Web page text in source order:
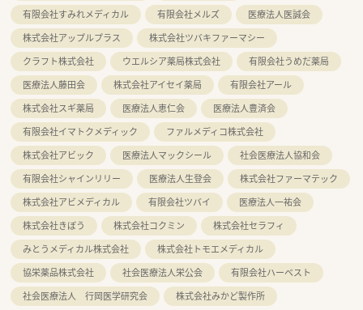
有限会社すみれメディカル
有限会社メルズ
医療法人医誠会
株式会社アップルプラス
株式会社ツバキファーマシー
クラフト株式会社
ウエルシア薬局株式会社
有限会社うめだ薬局
医療法人藤田会
株式会社アイセイ薬局
有限会社アール
株式会社スギ薬局
医療法人恵仁会
医療法人豊済会
有限会社イマトクメディック
ファルメディコ株式会社
株式会社アビック
医療法人マックシール
社会医療法人協和会
有限会社シャインリリー
医療法人生登会
株式会社ファーマテック
株式会社アビメディカル
有限会社ツバイ
医療法人一祐会
株式会社きぼう
株式会社コクミン
株式会社セラフィ
みとうメディカル株式会社
株式会社トモエメディカル
協栄薬品株式会社
社会医療法人栄公会
有限会社ハーベスト
社会医療法人 行岡医学研究会
株式会社みかど製作所